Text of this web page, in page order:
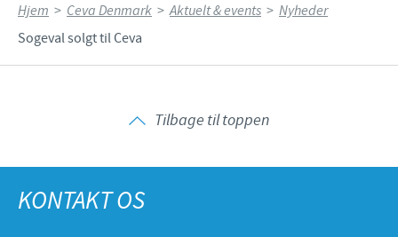
Hjem > Ceva Denmark > Aktuelt & events > Nyheder
Sogeval solgt til Ceva
Tilbage til toppen
KONTAKT OS